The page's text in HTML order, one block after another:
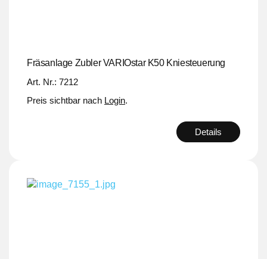
Fräsanlage Zubler VARIOstar K50 Kniesteuerung
Art. Nr.: 7212
Preis sichtbar nach Login.
Details